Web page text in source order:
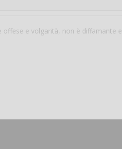
e volgarità, non è diffamante e